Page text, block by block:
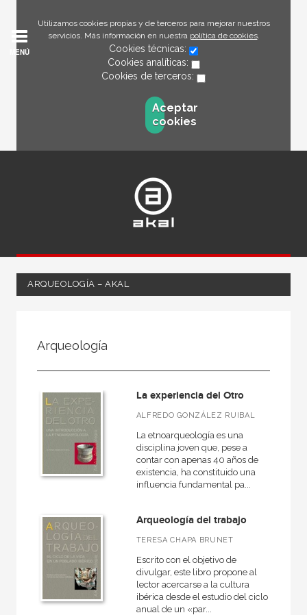
Utilizamos cookies propias y de terceros para mejorar nuestros
servicios. Más información en nuestra política de cookies.
Cookies técnicas:
Cookies analíticas:
Cookies de terceros:
Aceptar
cookies
MENÚ
ARQUEOLOGÍA – AKAL
Ciencias humanas y sociales
Historia
General
MATERIAS
Roma
Actual
Prehistoria
Grecia
Arqueología
La experiencia del Otro
ALFREDO GONZÁLEZ RUIBAL
La etnoarqueología es una
disciplina joven que, pese a
contar con apenas 40 años de
existencia, ha constituido una
influencia fundamental pa...
Arqueología del trabajo
TERESA CHAPA BRUNET
Escrito con el objetivo de
divulgar, este libro propone al
lector acercarse a la cultura
ibérica desde el estudio del ciclo
anual de un «par...